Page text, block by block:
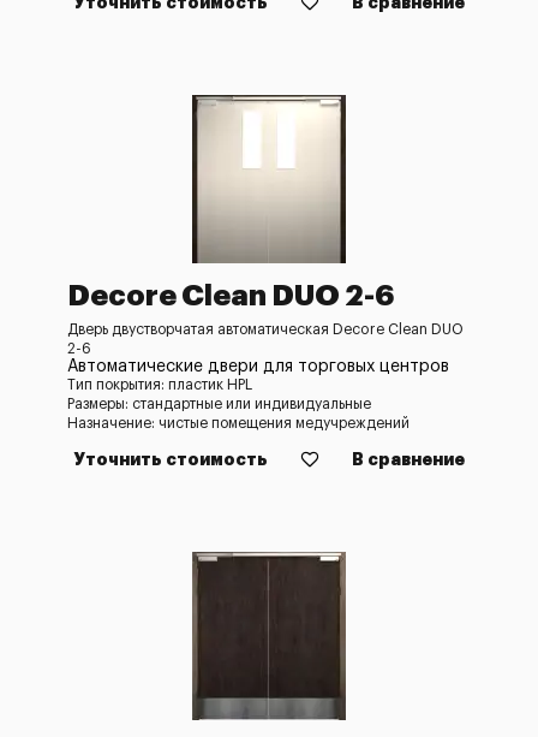
Decore Clean DUO 2-6
Дверь двустворчатая автоматическая Decore Clean DUO
2-6
Автоматические двери для торговых центров
Тип покрытия: пластик HPL
Размеры: стандартные или индивидуальные
Назначение: чистые помещения медучреждений
Уточнить стоимость В сравнение